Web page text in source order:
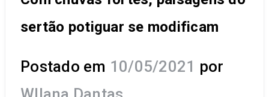
sertão potiguar se modificam
Postado em 10/05/2021 por